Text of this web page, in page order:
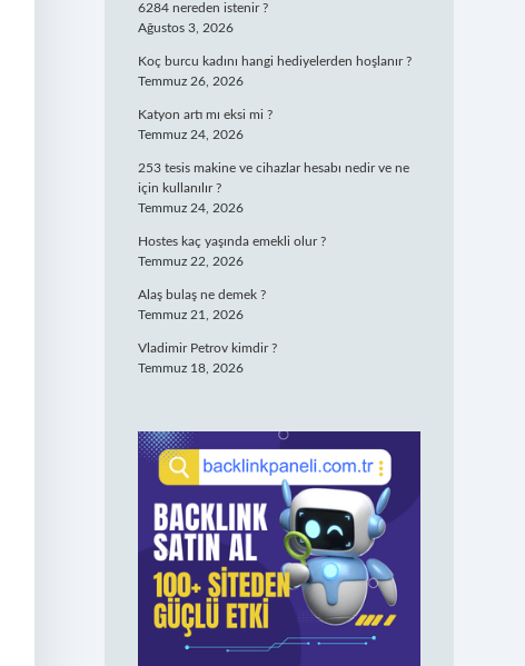
6284 nereden istenir ?
Ağustos 3, 2026
Koç burcu kadını hangi hediyelerden hoşlanır ?
Temmuz 26, 2026
Katyon artı mı eksi mi ?
Temmuz 24, 2026
253 tesis makine ve cihazlar hesabı nedir ve ne
için kullanılır ?
Temmuz 24, 2026
Hostes kaç yaşında emekli olur ?
Temmuz 22, 2026
Alaş bulaş ne demek ?
Temmuz 21, 2026
Vladimir Petrov kimdir ?
Temmuz 18, 2026